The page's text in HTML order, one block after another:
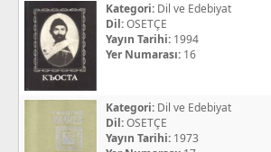
Kategori: Dil ve Edebiyat
Dil:OSETÇE
Yayın Tarihi: 1994
Yer Numarası: 16
Kategori: Dil ve Edebiyat
Dil:OSETÇE
Yayın Tarihi: 1973